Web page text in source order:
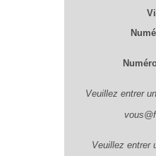
Veuillez entrer
Veuillez entrer